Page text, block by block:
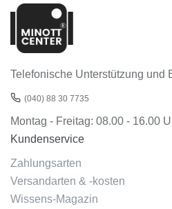
Telefonische Unterstützung und
(040) 88 30 7735
Montag - Freitag: 08.00 - 16.00
Kundenservice
Zahlungsarten
Versandarten & -kosten
Wissens-Magazin